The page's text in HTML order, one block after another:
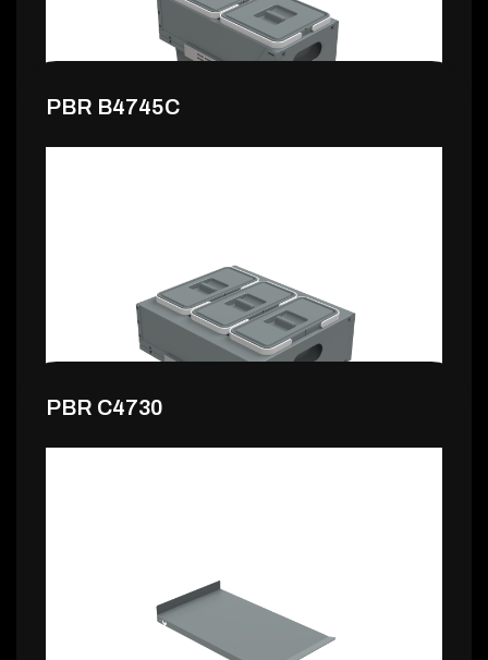
150,99 €
PBR B4745C
163,99 €
PBR C4730